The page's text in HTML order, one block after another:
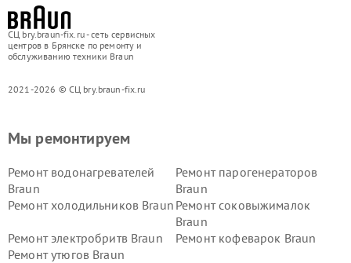
СЦ bry.braun-fix.ru - сеть сервисных
центров в Брянске по ремонту и
обслуживанию техники Braun
2021-2026 © СЦ bry.braun-fix.ru
Мы ремонтируем
Ремонт водонагревателей
Braun
Ремонт парогенераторов
Braun
Ремонт холодильников Braun Ремонт соковыжималок
Braun
Ремонт электробритв Braun
Ремонт кофеварок Braun
Ремонт утюгов Braun